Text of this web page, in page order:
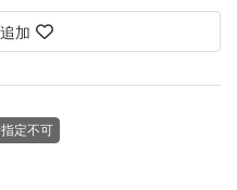
加
定不可